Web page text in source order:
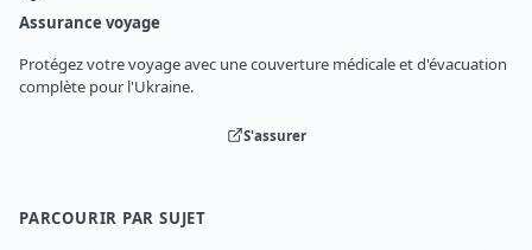
Assurance voyage
Protégez votre voyage avec une couverture médicale et d'évacuation
complète pour l'Ukraine.
S'assurer
PARCOURIR PAR SUJET